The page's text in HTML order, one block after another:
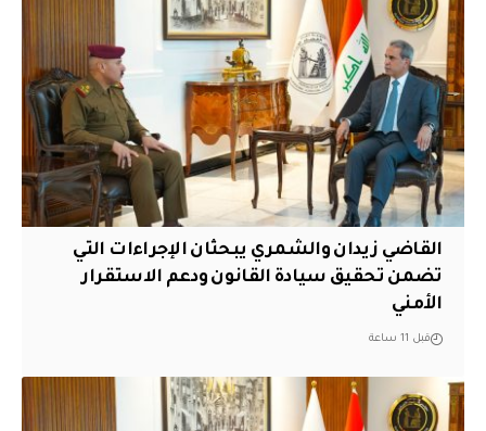
القاضي زيدان والشمري يبحثان الإجراءات التي
تضمن تحقيق سيادة القانون ودعم الاستقرار
الأمني
قبل 11 ساعة